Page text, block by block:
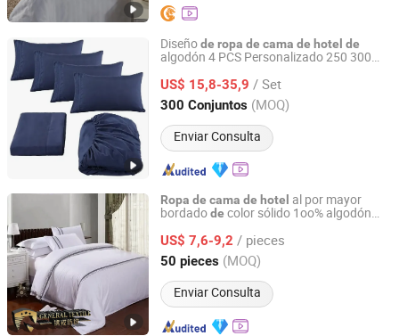
Diseñode ropa de cama de hotel de
algodón 4 PCS Personalizado 250 300
US$ 15,8-35,9 / Set
300 Conjuntos (MOQ)
Enviar Consulta
Hangzhou Mosheng Textiles Co., Ltd.
Zhejiang, China Desde 2023
Ropa de cama de hotel al por mayor
bordadode color sólido 1oo% algodón
US$ 7,6-9,2 / pieces
50 pieces (MOQ)
Enviar Consulta
Shanghai General Textile Co., Ltd.
Shanghai, China Desde 2018